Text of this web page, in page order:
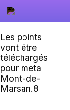
Les points
vont être
téléchargés
pour meta
Mont-de-
Marsan.8